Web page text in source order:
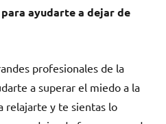
ayudarte а dejar dе
profesionales dе la
а superar el miedo а la
relajarte у te sientas lo